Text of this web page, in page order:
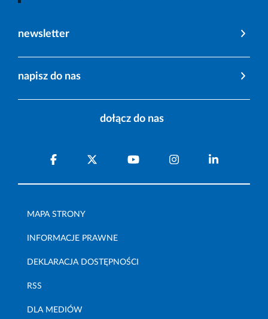
newsletter
napisz do nas
dołącz do nas
MAPA STRONY
INFORMACJE PRAWNE
DEKLARACJA DOSTĘPNOŚCI
RSS
DLA MEDIÓW